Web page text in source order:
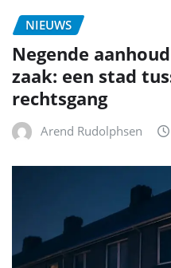
NIEUWS
Negende
zaak: een stad
rechtsgang
Arend Rudolphsen